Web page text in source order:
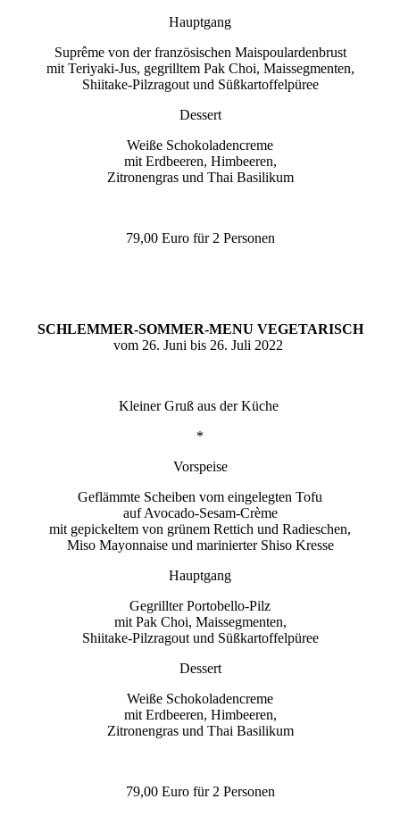
Hauptgang
Suprême von der französischen Maispoulardenbrust
mit Teriyaki-Jus, gegrilltem Pak Choi, Maissegmenten,
Shiitake-Pilzragout und Süßkartoffelpüree
Dessert
Weiße Schokoladencreme
mit Erdbeeren, Himbeeren,
Zitronengras und Thai Basilikum
79,00 Euro für 2 Personen
SCHLEMMER-SOMMER-MENU VEGETARISCH
vom 26. Juni bis 26. Juli 2022
Kleiner Gruß aus der Küche
*
Vorspeise
Geflämmte Scheiben vom eingelegten Tofu
auf Avocado-Sesam-Crème
mit gepickeltem von grünem Rettich und Radieschen,
Miso Mayonnaise und marinierter Shiso Kresse
Hauptgang
Gegrillter Portobello-Pilz
mit Pak Choi, Maissegmenten,
Shiitake-Pilzragout und Süßkartoffelpüree
Dessert
Weiße Schokoladencreme
mit Erdbeeren, Himbeeren,
Zitronengras und Thai Basilikum
79,00 Euro für 2 Personen